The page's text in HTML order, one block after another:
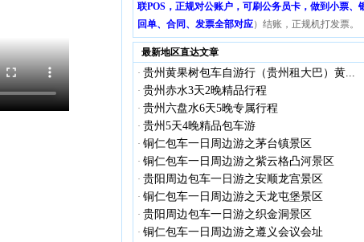
联POS，正规对公账户，可刷公务员卡，做到小票、
回单、合同、发票全部对应）结账，正规机打发票。
最新地区直达文章
· 贵州黄果树包车自游行（贵州租大巴）黄...
· 贵州赤水3天2晚精品行程
· 贵州六盘水6天5晚专属行程
· 贵州5天4晚精品包车游
· 铜仁包车一日周边游之茅台镇景区
· 铜仁包车一日周边游之紫云格凸河景区
· 贵阳周边包车一日游之安顺龙宫景区
· 铜仁包车一日周边游之天龙屯堡景区
· 贵阳周边包车一日游之织金洞景区
· 铜仁包车一日周边游之遵义会议会址